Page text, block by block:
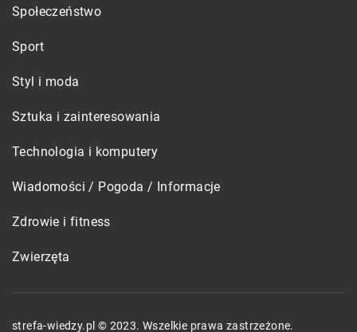
Społeczeństwo
Sport
Styl i moda
Sztuka i zainteresowania
Technologia i komputery
Wiadomości / Pogoda / Informacje
Zdrowie i fitness
Zwierzęta
strefa-wiedzy.pl © 2023. Wszelkie prawa zastrzeżone.